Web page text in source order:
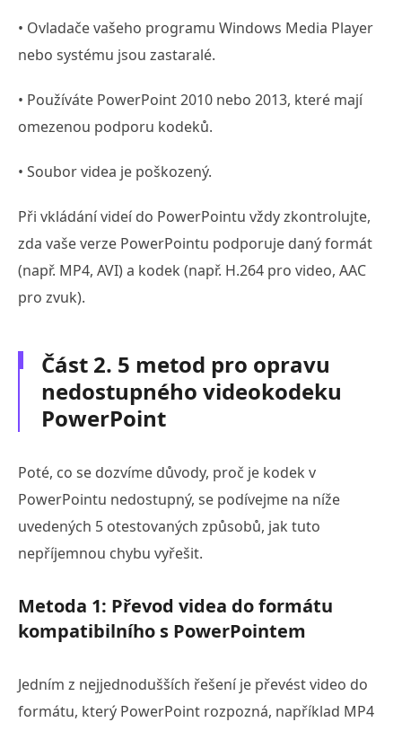
• Ovladače vašeho programu Windows Media Player
nebo systému jsou zastaralé.
• Používáte PowerPoint 2010 nebo 2013, které mají
omezenou podporu kodeků.
• Soubor videa je poškozený.
Při vkládání videí do PowerPointu vždy zkontrolujte,
zda vaše verze PowerPointu podporuje daný formát
(např. MP4, AVI) a kodek (např. H.264 pro video, AAC
pro zvuk).
Část 2. 5 metod pro opravu
nedostupného videokodeku
PowerPoint
Poté, co se dozvíme důvody, proč je kodek v
PowerPointu nedostupný, se podívejme na níže
uvedených 5 otestovaných způsobů, jak tuto
nepříjemnou chybu vyřešit.
Metoda 1: Převod videa do formátu
kompatibilního s PowerPointem
Jedním z nejjednodušších řešení je převést video do
formátu, který PowerPoint rozpozná, například MP4